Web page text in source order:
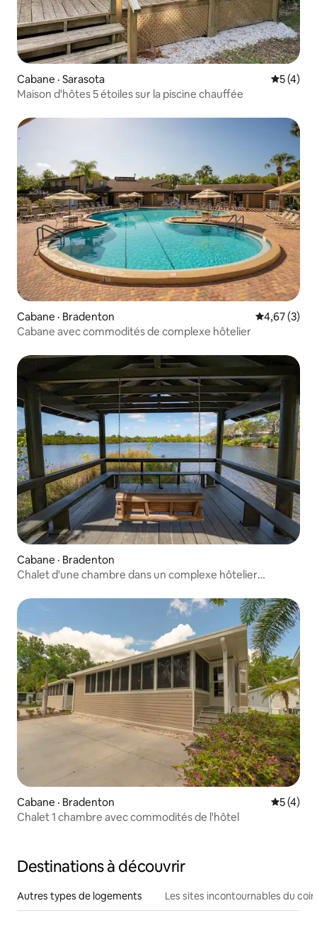
Cabane · Sarasota Note
5 (4)
Maison d'hôtes 5 étoiles sur la piscine chauffée
Cabane · Bradenton Note
4,67 (3)
Cabane avec commodités de complexe hôtelier
Cabane · Bradenton
Chalet d'une chambre dans un complexe hôtelier
Cabane · Bradenton Note
5 (4)
Chalet 1 chambre avec commodités de l'hôtel
Destinations à découvrir
Autres types de logements Les sites incontournables du coin